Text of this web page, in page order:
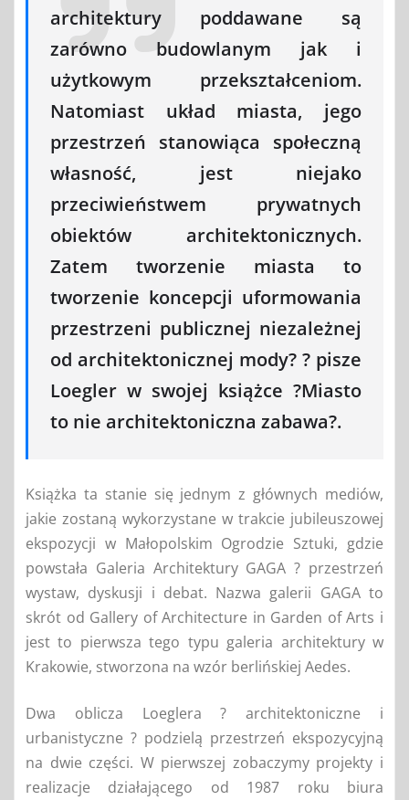
architektury poddawane są
zarówno budowlanym jak i
użytkowym przekształceniom.
Natomiast układ miasta, jego
przestrzeń stanowiąca społeczną
własność, jest niejako
przeciwieństwem prywatnych
obiektów architektonicznych.
Zatem tworzenie miasta to
tworzenie koncepcji uformowania
przestrzeni publicznej niezależnej
od architektonicznej mody? ? pisze
Loegler w swojej książce ?Miasto
to nie architektoniczna zabawa?.
Książka ta stanie się jednym z głównych mediów,
jakie zostaną wykorzystane w trakcie jubileuszowej
ekspozycji w Małopolskim Ogrodzie Sztuki, gdzie
powstała Galeria Architektury GAGA ? przestrzeń
wystaw, dyskusji i debat. Nazwa galerii GAGA to
skrót od Gallery of Architecture in Garden of Arts i
jest to pierwsza tego typu galeria architektury w
Krakowie, stworzona na wzór berlińskiej Aedes.
Dwa oblicza Loeglera ? architektoniczne i
urbanistyczne ? podzielą przestrzeń ekspozycyjną
na dwie części. W pierwszej zobaczymy projekty i
realizacje działającego od 1987 roku biura